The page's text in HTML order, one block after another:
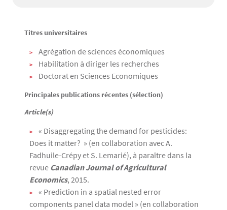
Texte
Titres universitaires
Agrégation de sciences économiques
Habilitation à diriger les recherches
Doctorat en Sciences Economiques
Principales publications récentes (sélection)
Article(s)
« Disaggregating the demand for pesticides:
Does it matter? » (en collaboration avec A.
Fadhuile-Crépy et S. Lemarié), à paraître dans la
revue Canadian Journal of Agricultural
Economics, 2015.
« Prediction in a spatial nested error
components panel data model » (en collaboration